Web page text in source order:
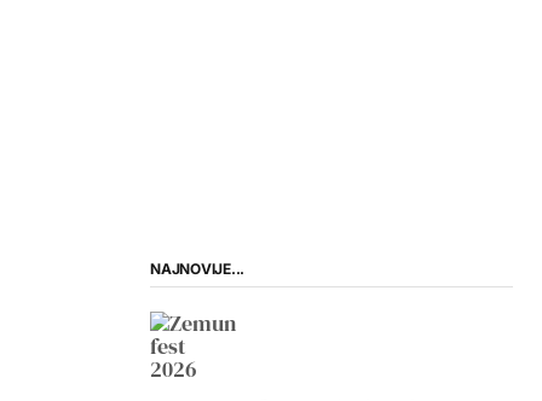
NAJNOVIJE...